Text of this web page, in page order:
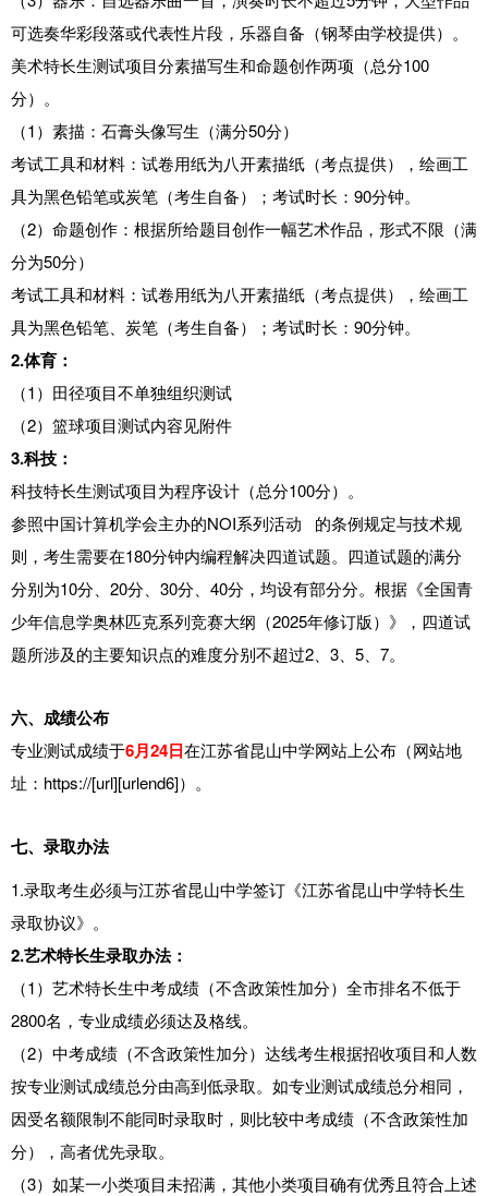
可选奏华彩段落或代表性片段，乐器自备（钢琴由学校提供）。
美术特长生测试项目分素描写生和命题创作两项（总分100
分）。
（1）素描：石膏头像写生（满分50分）
考试工具和材料：试卷用纸为八开素描纸（考点提供），绘画工
具为黑色铅笔或炭笔（考生自备）；考试时长：90分钟。
（2）命题创作：根据所给题目创作一幅艺术作品，形式不限（满
分为50分）
考试工具和材料：试卷用纸为八开素描纸（考点提供），绘画工
具为黑色铅笔、炭笔（考生自备）；考试时长：90分钟。
2.体育：
（1）田径项目不单独组织测试
（2）篮球项目测试内容见附件
3.科技：
科技特长生测试项目为程序设计（总分100分）。
参照中国计算机学会主办的NOI系列活动
的条例规定与技术规
则，考生需要在180分钟内编程解决四道试题。四道试题的满分
分别为10分、20分、30分、40分，均设有部分分。根据《全国青
少年信息学奥林匹克系列竞赛大纲（2025年修订版）》，四道试
题所涉及的主要知识点的难度分别不超过2、3、5、7。
六、成绩公布
专业测试成绩于6月24日在江苏省昆山中学网站上公布（网站地
址：https://[url][urlend6]）。
七、录取办法
1.录取考生必须与江苏省昆山中学签订《江苏省昆山中学特长生
录取协议》。
2.艺术特长生录取办法：
（1）艺术特长生中考成绩（不含政策性加分）全市排名不低于
2800名，专业成绩必须达及格线。
（2）中考成绩（不含政策性加分）达线考生根据招收项目和人数
按专业测试成绩总分由高到低录取。如专业测试成绩总分相同，
因受名额限制不能同时录取时，则比较中考成绩（不含政策性加
分），高者优先录取。
（3）如某一小类项目未招满，其他小类项目确有优秀且符合上述